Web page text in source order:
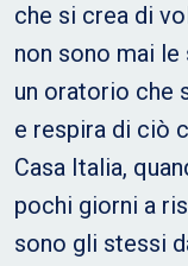
che si crea di
non sono mai
un oratorio che
e respira di ciò
Casa Italia,
pochi giorni a
sono gli stessi